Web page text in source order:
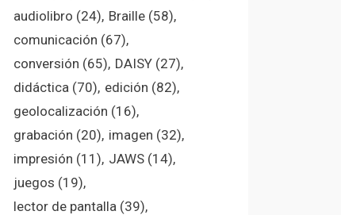
audiolibro (24) Braille(58)
comunicación (67)
conversión (65) DAISY(27)
didáctica(70) edición (82)
geolocalización (16)
grabación (20) imagen (32)
impresión (11) JAWS(14)
juegos (19)
lector de pantalla(39)